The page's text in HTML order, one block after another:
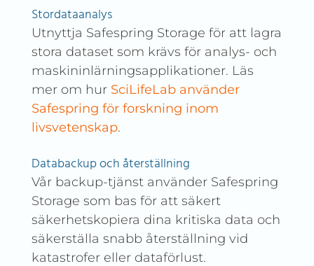
Stordataanalys
Utnyttja Safespring Storage för att lagra
stora dataset som krävs för analys- och
maskininlärningsapplikationer. Läs
mer om hur SciLifeLab använder
Safespring för forskning inom
livsvetenskap.
Databackup och återställning
Vår backup-tjänst använder Safespring
Storage som bas för att säkert
säkerhetskopiera dina kritiska data och
säkerställa snabb återställning vid
katastrofer eller dataförlust.